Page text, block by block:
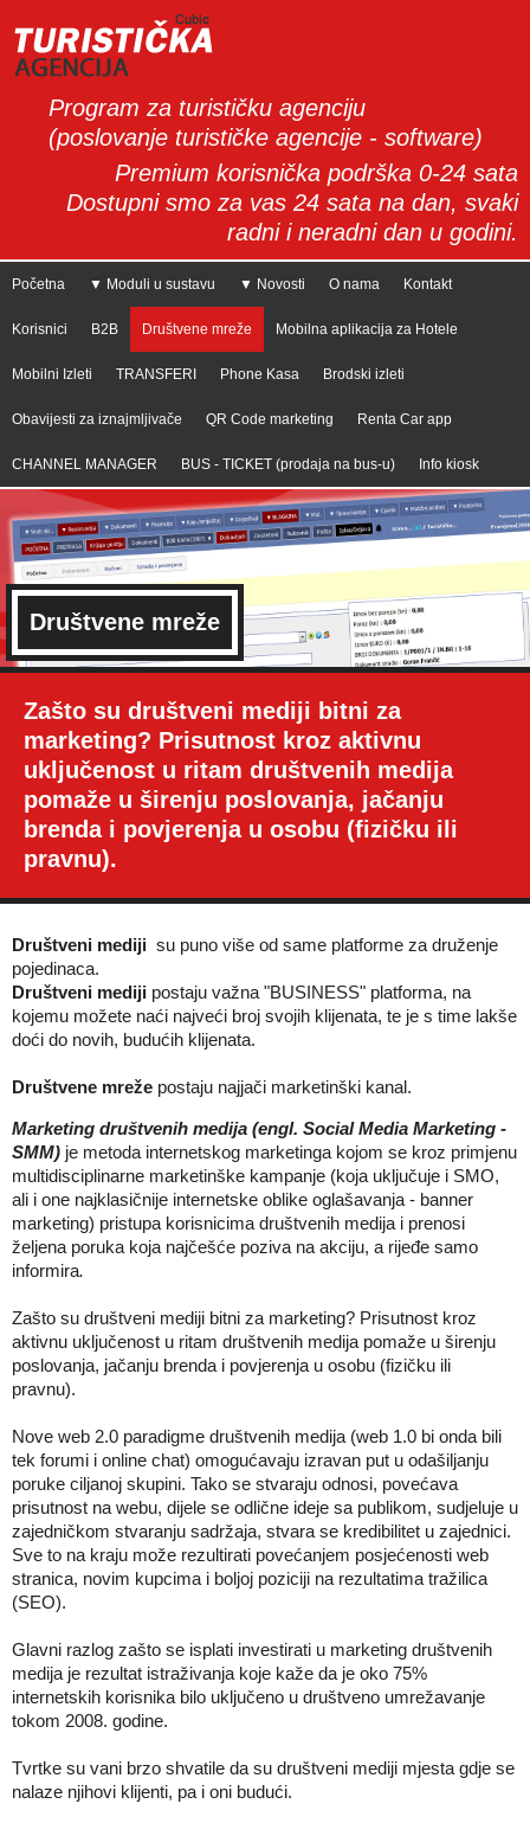
Program za turističku agenciju
(poslovanje turističke agencije - software)
Premium korisnička podrška 0-24 sata
Dostupni smo za vas 24 sata na dan, svaki
radni i neradni dan u godini.
Početna ▼ Moduli u sustavu ▼ Novosti O nama Kontakt
Korisnici B2B Društvene mreže Mobilna aplikacija za Hotele
Mobilni Izleti TRANSFERI Phone Kasa Brodski izleti
Obavijesti za iznajmljivače QR Code marketing Renta Car app
CHANNEL MANAGER BUS - TICKET (prodaja na bus-u) Info kiosk
Društvene mreže
Zašto su društveni mediji bitni za
marketing? Prisutnost kroz aktivnu
uključenost u ritam društvenih medija
pomaže u širenju poslovanja, jačanju
brenda i povjerenja u osobu (fizičku ili
pravnu).
Društveni mediji su puno više od same platforme za druženje
pojedinaca.
Društveni mediji postaju važna "BUSINESS" platforma, na
kojemu možete naći najveći broj svojih klijenata, te je s time lakše
doći do novih, budućih klijenata.
Društvene mreže postaju najjači marketinški kanal.
Marketing društvenih medija (engl. Social Media Marketing -
SMM) je metoda internetskog marketinga kojom se kroz primjenu
multidisciplinarne marketinške kampanje (koja uključuje i SMO,
ali i one najklasičnije internetske oblike oglašavanja - banner
marketing) pristupa korisnicima društvenih medija i prenosi
željena poruka koja najčešće poziva na akciju, a rijeđe samo
informira.
Zašto su društveni mediji bitni za marketing? Prisutnost kroz
aktivnu uključenost u ritam društvenih medija pomaže u širenju
poslovanja, jačanju brenda i povjerenja u osobu (fizičku ili
pravnu).
Nove web 2.0 paradigme društvenih medija (web 1.0 bi onda bili
tek forumi i online chat) omogućavaju izravan put u odašiljanju
poruke ciljanoj skupini. Tako se stvaraju odnosi, povećava
prisutnost na webu, dijele se odlične ideje sa publikom, sudjeluje u
zajedničkom stvaranju sadržaja, stvara se kredibilitet u zajednici.
Sve to na kraju može rezultirati povećanjem posjećenosti web
stranica, novim kupcima i boljoj poziciji na rezultatima tražilica
(SEO).
Glavni razlog zašto se isplati investirati u marketing društvenih
medija je rezultat istraživanja koje kaže da je oko 75%
internetskih korisnika bilo uključeno u društveno umrežavanje
tokom 2008. godine.
Tvrtke su vani brzo shvatile da su društveni mediji mjesta gdje se
nalaze njihovi klijenti, pa i oni budući.